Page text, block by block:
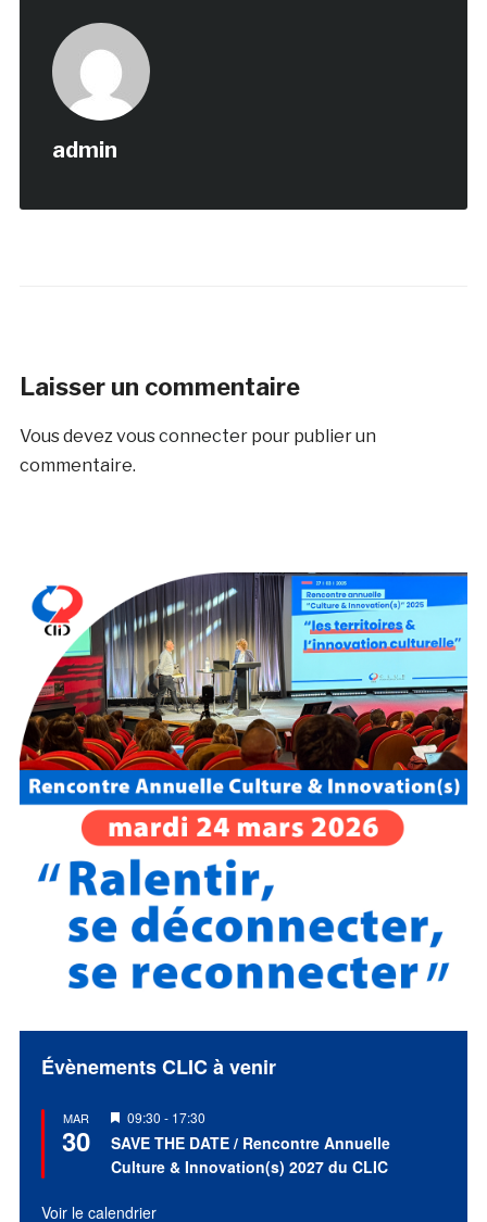
admin
Laisser un commentaire
Vous devez vous connecterpour publier un
commentaire.
Évènements CLIC à venir
MAR
30
Mis
en
avant
09:30 - 17:30
SAVE THE DATE / Rencontre Annuelle
Culture & Innovation(s) 2027 du CLIC
Voir le calendrier